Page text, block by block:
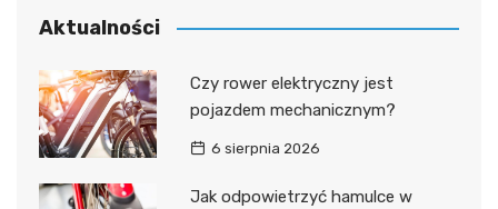
Aktualności
Czy rower elektryczny jest
pojazdem mechanicznym?
6 sierpnia 2026
Jak odpowietrzyć hamulce w